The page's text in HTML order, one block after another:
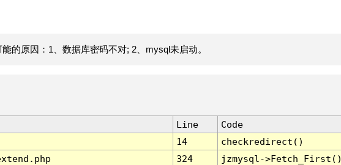
的原因：1、数据库密码不对; 2、mysql未启动。
Line
Code
14
checkredirect()
324
jzmysql-